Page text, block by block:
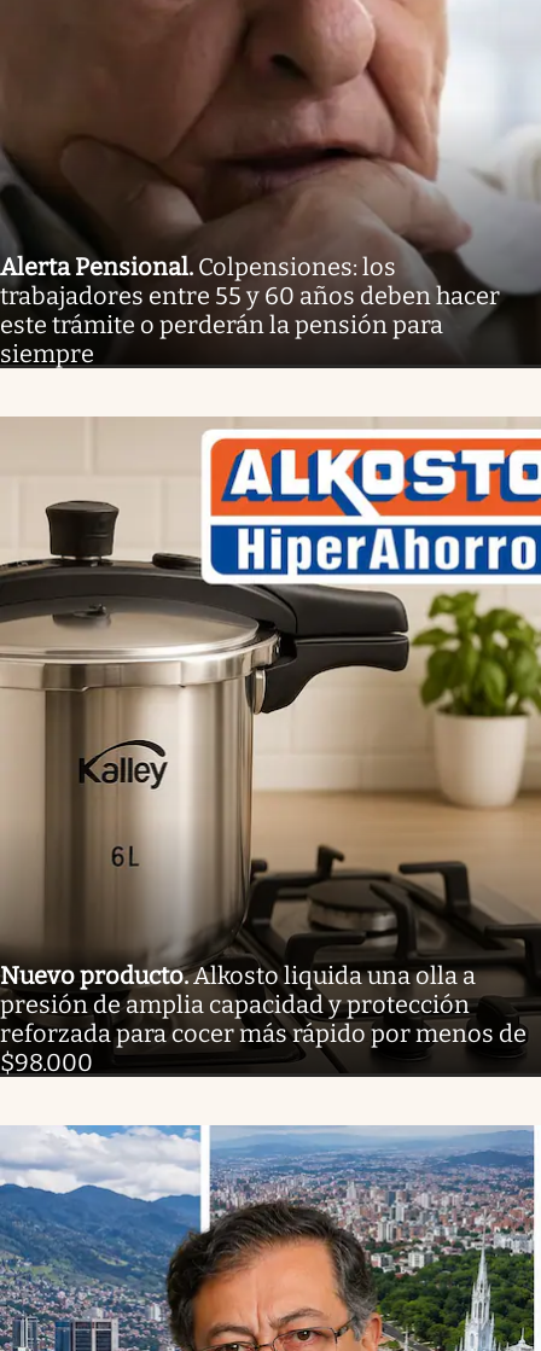
Alerta Pensional. Colpensiones: los
trabajadores entre 55 y 60 años deben hacer
este trámite o perderán la pensión para
siempre
Nuevo producto.Alkosto liquida una olla a
presión de amplia capacidad y protección
reforzada para cocer más rápido por menos de
$98.000